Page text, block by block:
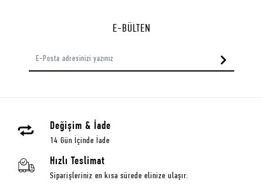
E-BÜLTEN
Değişim & İade
14 Gün İçinde İade
Hızlı Teslimat
Siparişleriniz en kısa sürede elinize ulaşır.